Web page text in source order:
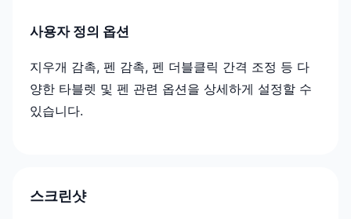
사용자 정의 옵션
지우개 감촉, 펜 감촉, 펜 더블클릭 간격 조정 등 다
양한 타블렛 및 펜 관련 옵션을 상세하게 설정할 수
있습니다.
스크린샷